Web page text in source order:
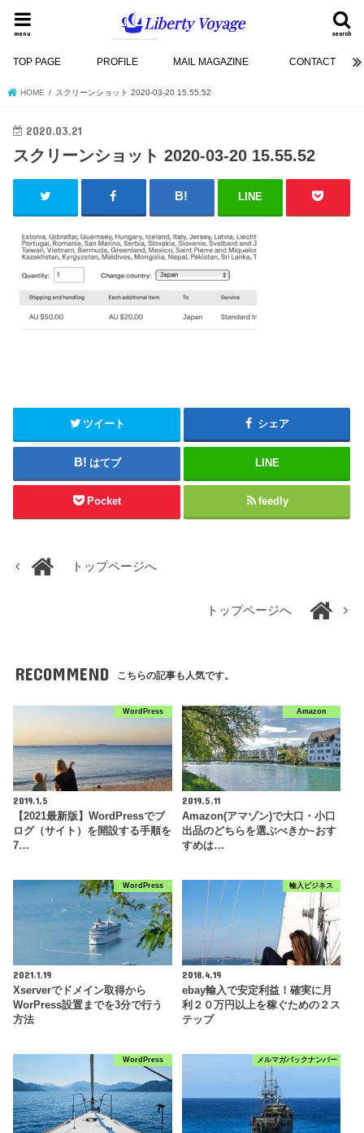
search
menu
TOP PAGE PROFILE MAIL MAGAZINE CONTACT
HOME スクリーンショット 2020-03-20 15.55.52
2020.03.21
スクリーンショット 2020-03-20 15.55.52
LINE
ツイート シェア
はてブ LINE
Pocket feedly
トップページへ
トップページへ
RECOMMEND こちらの記事も人気です。
WordPress
2019.1.5
【2021最新版】WordPressでブ
ログ（サイト）を開設する手順を
7…
Amazon
2019.5.11
Amazon(アマゾン)で大口・小口
出品のどちらを選ぶべきか~おす
すめは…
WordPress
2021.1.19
Xserverでドメイン取得から
WorPress設置までを3分で行う
方法
輸入ビジネス
2018.4.19
ebay輸入で安定利益！確実に月
利２０万円以上を稼ぐための２ス
テップ
WordPress メルマガバックナンバー